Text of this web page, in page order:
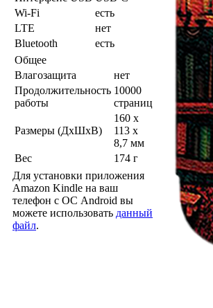
Wi-Fi
есть
LTE
нет
Bluetooth
есть
Общее
Влагозащита
нет
Продолжительность
работы
10000
страниц
Размеры (ДхШхВ)
160 x
113 x
8,7 мм
Вес
174 г
Для установки приложения
Amazon Kindle на ваш
телефон с ОС Android вы
можете использовать данный
файл.